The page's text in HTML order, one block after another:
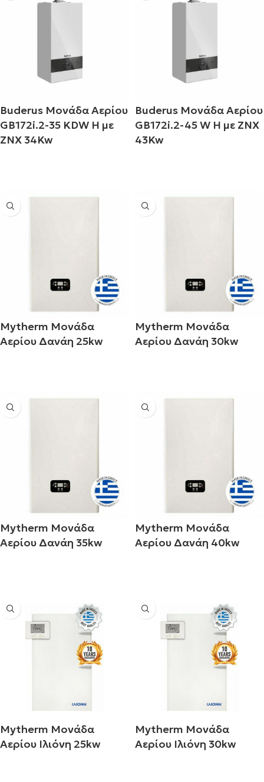
Buderus Μονάδα Αερίου
GB172i.2-35 KDW H με
ΖΝΧ 34Kw
Buderus Μονάδα Αερίου
GB172i.2-45 W H με ΖΝΧ
43Kw
Mytherm Μονάδα
Αερίου Δανάη 25kw
Mytherm Μονάδα
Αερίου Δανάη 30kw
Mytherm Μονάδα
Αερίου Δανάη 35kw
Mytherm Μονάδα
Αερίου Δανάη 40kw
Mytherm Μονάδα
Αερίου Ιλιόνη 25kw
Mytherm Μονάδα
Αερίου Ιλιόνη 30kw